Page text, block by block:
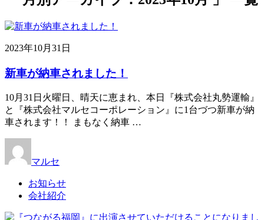
2023年10月31日
新車が納車されました！
10月31日火曜日、晴天に恵まれ、本日『株式会社丸勢運輸』
と『株式会社マルセコーポレーション』に1台づつ新車が納
車されます！！ まもなく納車 …
マルセ
お知らせ
会社紹介